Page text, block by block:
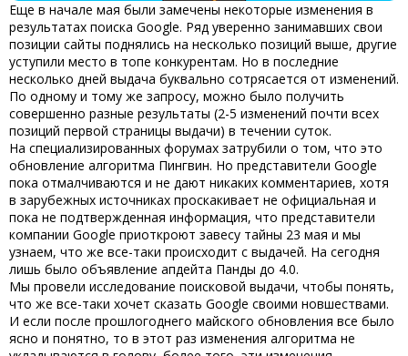
Еще в начале мая были замечены некоторые изменения в
результатах поиска Google. Ряд уверенно занимавших свои
позиции сайты поднялись на несколько позиций выше, другие
уступили место в топе конкурентам. Но в последние
несколько дней выдача буквально сотрясается от изменений.
По одному и тому же запросу, можно было получить
совершенно разные результаты (2-5 изменений почти всех
позиций первой страницы выдачи) в течении суток.
На специализированных форумах затрубили о том, что это
обновление алгоритма Пингвин. Но представители Google
пока отмалчиваются и не дают никаких комментариев, хотя
в зарубежных источниках проскакивает не официальная и
пока не подтвержденная информация, что представители
компании Google приоткроют завесу тайны 23 мая и мы
узнаем, что же все-таки происходит с выдачей. На сегодня
лишь было объявление апдейта Панды до 4.0.
Мы провели исследование поисковой выдачи, чтобы понять,
что же все-таки хочет сказать Google своими новшествами.
И если после прошлогоднего майского обновления все было
ясно и понятно, то в этот раз изменения алгоритма не